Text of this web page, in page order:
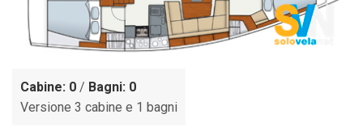
Cabine: 0 / Bagni: 0
Versione 3 cabine e 1 bagni